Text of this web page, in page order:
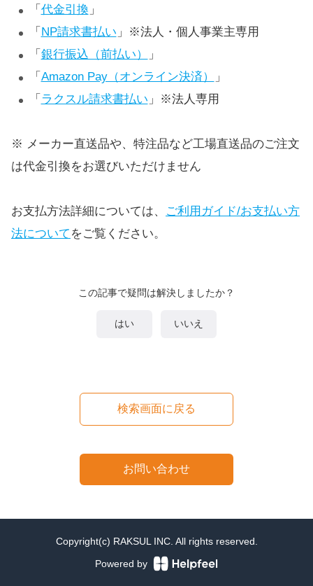
「 代金引換 」
「 NP請求書払い 」※法人・個人事業主専用
「 銀行振込（前払い）
」
「 Amazon Pay（オンライン決済）
」
「 ラクスル請求書払い 」※法人専用
※ メーカー直送品や、特注品など工場直送品のご注文
は代金引換をお選びいただけません
お支払方法詳細については、
ご利用ガイド/お支払い方
法について をご覧ください。
この記事で疑問は解決しましたか？
はい いいえ
検索画面に戻る
お問い合わせ
Copyright(c) RAKSUL INC. All rights reserved.
Powered by